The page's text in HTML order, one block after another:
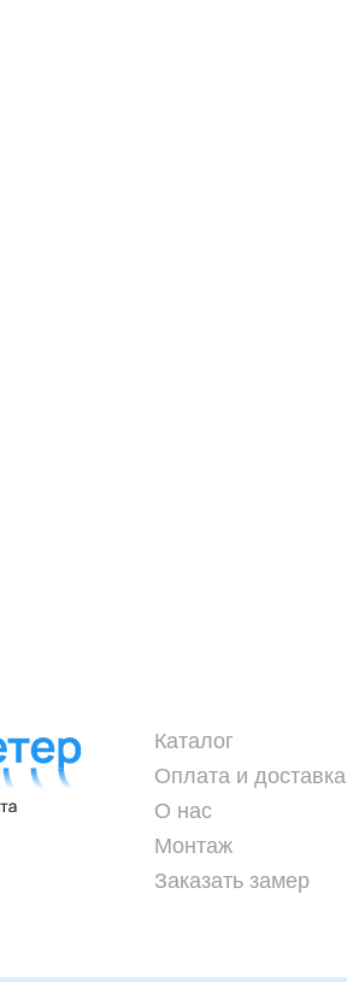
Каталог
Оплата и доставка
О нас
Монтаж
Заказать замер